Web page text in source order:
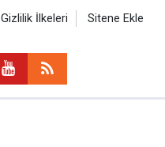
Gizlilik İlkeleri Sitene Ekle